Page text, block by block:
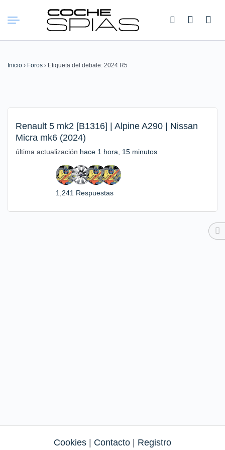
Buscar:
Inicio › Foros › Etiqueta del debate: 2024 R5
Renault 5 mk2 [B1316] | Alpine A290 | Nissan
Micra mk6 (2024)
última actualización hace 1 hora, 15 minutos
1,241 Respuestas
Cookies Contacto Registro